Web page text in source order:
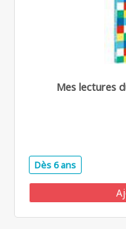
Mes lectures
Dès 6 ans